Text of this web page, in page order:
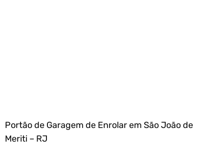
Portão de Garagem de Enrolar em São João de
Meriti – RJ